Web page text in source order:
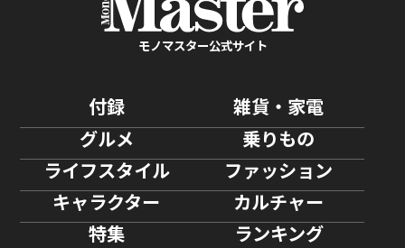
モノマスター公式サイト
付録
雑貨・家電
グルメ
乗りもの
ライフスタイル
ファッション
キャラクター
カルチャー
特集
ランキング